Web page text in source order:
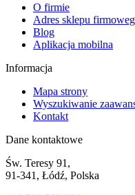
O firmie
Adres sklepu
Blog
Aplikacja mobilna
Informacja
Mapa strony
Wyszukiwanie
Kontakt
Dane kontaktowe
Św. Teresy 91,
91-341, Łódź, Polska